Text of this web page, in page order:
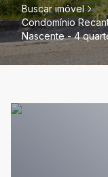
Buscar imóvel
Condomínio
Nascente - 4